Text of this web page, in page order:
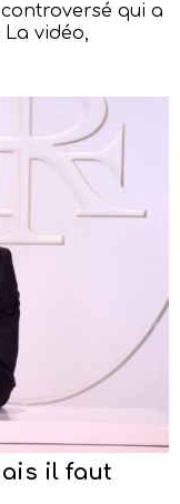
qui a
vidéo,
il faut